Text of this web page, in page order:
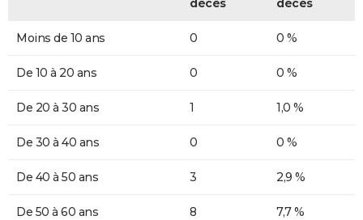
décès
décès
Moins de 10 ans 0 0 %
De 10 à 20 ans 0 0 %
De 20 à 30 ans 1 1,0 %
De 30 à 40 ans 0 0 %
De 40 à 50 ans 3 2,9 %
De 50 à 60 ans 8 7,7 %